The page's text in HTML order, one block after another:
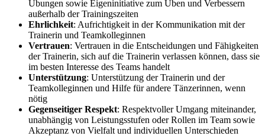
Übungen sowie Eigeninitiative zum Üben und Verbessern
außerhalb der Trainingszeiten
Ehrlichkeit: Aufrichtigkeit in der Kommunikation mit der
Trainerin und Teamkolleginnen
Vertrauen: Vertrauen in die Entscheidungen und Fähigkeiten
der Trainerin, sich auf die Trainerin verlassen können, dass sie
im besten Interesse des Teams handelt
Unterstützung: Unterstützung der Trainerin und der
Teamkolleginnen und Hilfe für andere Tänzerinnen, wenn
nötig
Gegenseitiger Respekt: Respektvoller Umgang miteinander,
unabhängig von Leistungsstufen oder Rollen im Team sowie
Akzeptanz von Vielfalt und individuellen Unterschieden